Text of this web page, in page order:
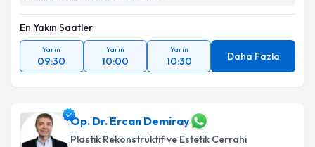
En Yakın Saatler
Yarın
09:30
Yarın
10:00
Yarın
10:30 Daha Fazla
Op. Dr. Ercan Demiray
Plastik Rekonstrüktif ve Estetik Cerrahi